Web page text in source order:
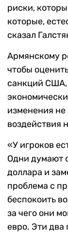
риски,
которые,
сказал
Армянскому
чтобы
санкций США,
изменения
воздействия
«У игроков
Одни думают
доллара и
проблема с
беспокоить
за чего они
евро. Эти два